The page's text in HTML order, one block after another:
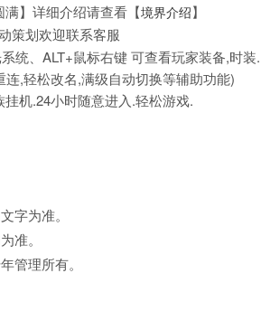
】详细介绍请查看【境界介绍】
策划欢迎联系客服
统、ALT+鼠标右键 可查看玩家装备,时装.
,轻松改名,满级自动切换等辅助功能)
机.24小时随意进入.轻松游戏.
字为准。
准。
管理所有。